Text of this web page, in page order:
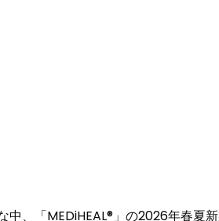
、「MEDiHEAL®」の2026年春夏